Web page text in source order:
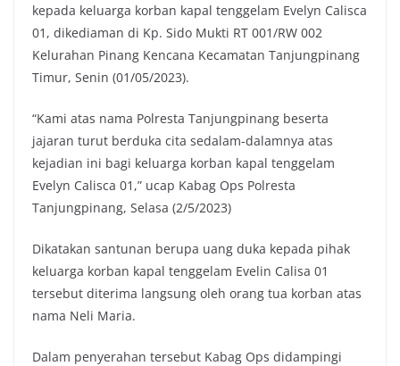
kepada keluarga korban kapal tenggelam Evelyn Calisca
01, dikediaman di Kp. Sido Mukti RT 001/RW 002
Kelurahan Pinang Kencana Kecamatan Tanjungpinang
Timur, Senin (01/05/2023).
“Kami atas nama Polresta Tanjungpinang beserta
jajaran turut berduka cita sedalam-dalamnya atas
kejadian ini bagi keluarga korban kapal tenggelam
Evelyn Calisca 01,” ucap Kabag Ops Polresta
Tanjungpinang, Selasa (2/5/2023)
Dikatakan santunan berupa uang duka kepada pihak
keluarga korban kapal tenggelam Evelin Calisa 01
tersebut diterima langsung oleh orang tua korban atas
nama Neli Maria.
Dalam penyerahan tersebut Kabag Ops didampingi